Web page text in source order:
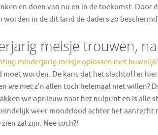
en doen van nu en in de toekomst. Door
in de dit land de daders zo
meisje trouwen,
minderjarig meisje oplossen met huwelijk
worden. De kans dat het slachtoffer
we met z’n allen toch helemaal niet willen?
we opnieuw naar het nulpunt en is alle
weer monddood achter het aanrecht
zal zijn. Nee toch?!